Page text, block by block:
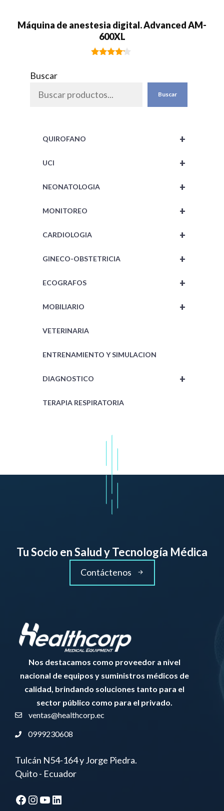
Máquina de anestesia digital. Advanced AM-
600XL
Buscar
Buscar
+
QUIROFANO
+
UCI
+
NEONATOLOGIA
+
MONITOREO
+
CARDIOLOGIA
+
GINECO-OBSTETRICIA
+
ECOGRAFOS
+
MOBILIARIO
VETERINARIA
ENTRENAMIENTO Y SIMULACION
+
DIAGNOSTICO
TERAPIA RESPIRATORIA
Tu Socio en Salud y Tecnología Médica
Contáctenos
Nos destacamos como proveedor a nivel
nacional de equipos y suministros médicos de
calidad, brindando soluciones tanto para el
sector público como para el privado.
ventas@healthcorp.ec
0999230608
Tulcán N54-164 y Jorge Piedra.
Quito - Ecuador
Facebook
Instagram
YouTube
LinkedIn